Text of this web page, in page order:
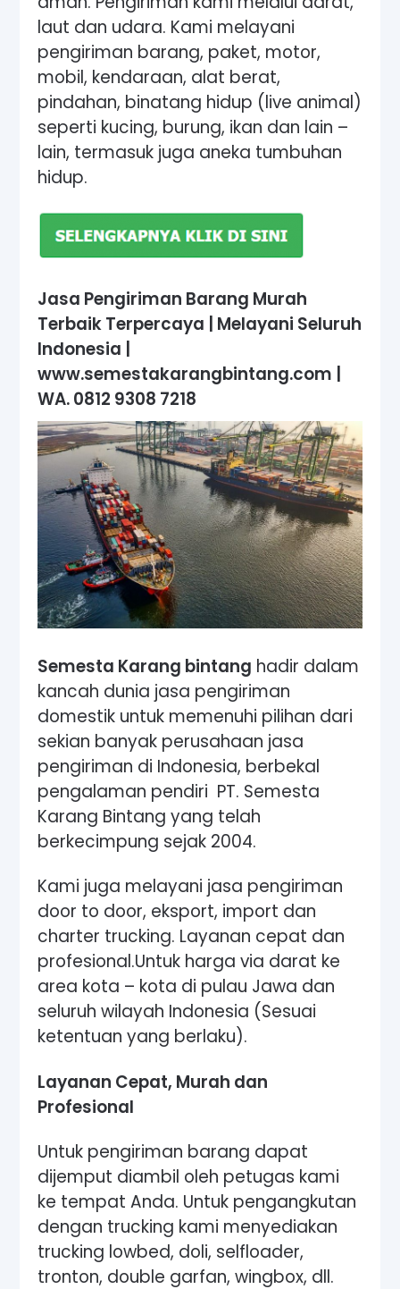
laut dan udara. Kami melayani
pengiriman barang, paket, motor,
mobil, kendaraan, alat berat,
pindahan, binatang hidup (live animal)
seperti kucing, burung, ikan dan lain –
lain, termasuk juga aneka tumbuhan
hidup.
Jasa Pengiriman Barang Murah
Terbaik Terpercaya | Melayani Seluruh
Indonesia |
www.semestakarangbintang.com
WA. 0812 9308 7218
Semesta Karang bintang hadir dalam
kancah dunia jasa pengiriman
domestik untuk memenuhi pilihan dari
sekian banyak perusahaan jasa
pengiriman di Indonesia, berbekal
pengalaman pendiri PT. Semesta
Karang Bintang yang telah
berkecimpung sejak 2004.
Kami juga melayani jasa pengiriman
door to door, eksport, import dan
charter trucking. Layanan cepat dan
profesional.Untuk harga via darat ke
area kota – kota di pulau Jawa dan
seluruh wilayah Indonesia (Sesuai
ketentuan yang berlaku).
Layanan Cepat, Murah dan
Profesional
Untuk pengiriman barang dapat
dijemput diambil oleh petugas kami
ke tempat Anda. Untuk pengangkutan
dengan trucking kami menyediakan
trucking lowbed, doli, selfloader,
tronton, double garfan, wingbox, dll.